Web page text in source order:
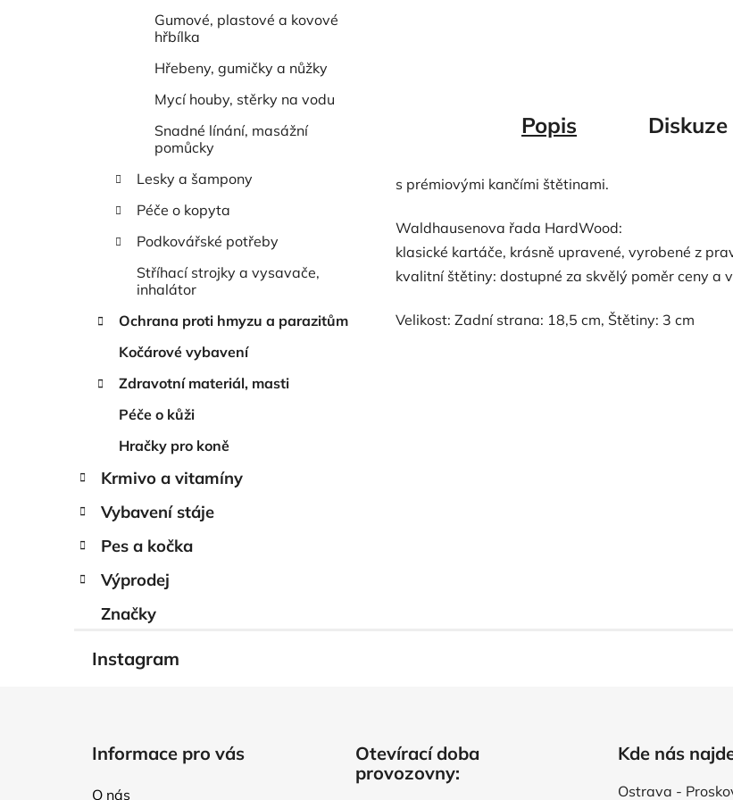
Gumové, plastové a kovové
hřbílka
Hřebeny, gumičky a nůžky
Mycí houby, stěrky na vodu
Snadné línání, masážní
pomůcky
Lesky a šampony
Péče o kopyta
Podkovářské potřeby
Stříhací strojky a vysavače,
inhalátor
Ochrana proti hmyzu a parazitům
Kočárové vybavení
Zdravotní materiál, masti
Péče o kůži
Hračky pro koně
Krmivo a vitamíny
Vybavení stáje
Pes a kočka
Výprodej
Značky
Popis Diskuze
s prémiovými kančími štětinami.
Waldhausenova řada HardWood:
klasické kartáče, krásně upravené, vyrobené z
kvalitní štětiny: dostupné za skvělý poměr ceny a
Velikost: Zadní strana: 18,5 cm, Štětiny: 3 cm
Instagram
Informace pro vás
O nás
Otevírací doba
provozovny:
Kde nás
Ostrava -